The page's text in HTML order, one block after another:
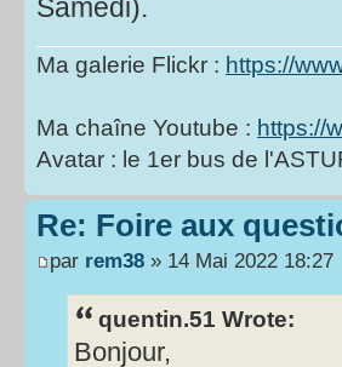
Samedi).
Ma galerie Flickr : https://
Ma chaîne Youtube : https://
Avatar : le 1er bus de
Re: Foire aux
par rem38 » 14 Mai 2022 18:27
quentin.51 Wrote:
Bonjour,